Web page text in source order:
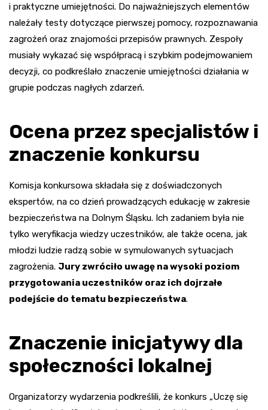
i praktyczne umiejętności. Do najważniejszych elementów
należały testy dotyczące pierwszej pomocy, rozpoznawania
zagrożeń oraz znajomości przepisów prawnych. Zespoły
musiały wykazać się współpracą i szybkim podejmowaniem
decyzji, co podkreślało znaczenie umiejętności działania w
grupie podczas nagłych zdarzeń.
Ocena przez specjalistów i
znaczenie konkursu
Komisja konkursowa składała się z doświadczonych
ekspertów, na co dzień prowadzących edukację w zakresie
bezpieczeństwa na Dolnym Śląsku. Ich zadaniem była nie
tylko weryfikacja wiedzy uczestników, ale także ocena, jak
młodzi ludzie radzą sobie w symulowanych sytuacjach
zagrożenia. Jury zwróciło uwagę na wysoki poziom
przygotowania uczestników oraz ich dojrzałe
podejście do tematu bezpieczeństwa.
Znaczenie inicjatywy dla
społeczności lokalnej
Organizatorzy wydarzenia podkreślili, że konkurs „Uczę się